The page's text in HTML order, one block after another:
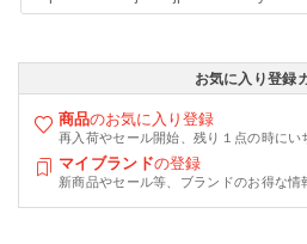
お気に入り登録
商品のお気に入り登録
再入荷やセール開始、残り１点の時にい
マイブランドの登録
新商品やセール等、ブランドのお得な情